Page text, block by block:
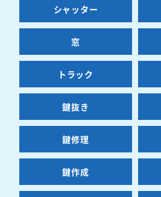
シャッター
窓
トラック
鍵抜き
鍵修理
鍵作成